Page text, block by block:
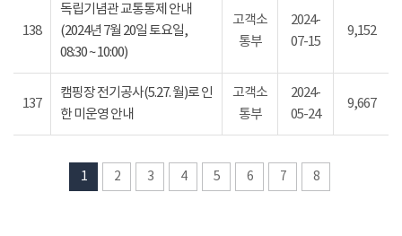
138
독립기념관 교통통제 안내
(2024년 7월 20일 토요일,
08:30 ~ 10:00)
고객소
통부
2024-
07-15
9,152
137
캠핑장 전기공사(5.27. 월)로 인
한 미운영 안내
고객소
통부
2024-
05-24
9,667
1 2 3 4 5 6 7 8